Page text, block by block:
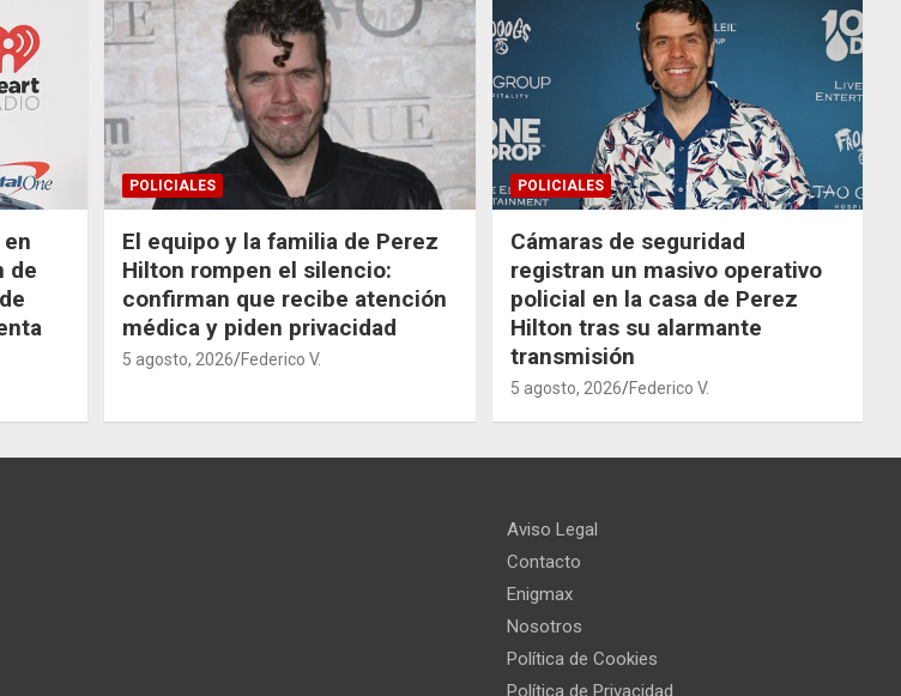
de
POLICIALES
El equipo y la familia de Perez
Hilton rompen el silencio:
confirman que recibe atención
médica y piden privacidad
5 agosto, 2026 Federico V.
POLICIALES
Cámaras de seguridad
registran un masivo operativo
policial en la casa de Perez
Hilton tras su alarmante
transmisión
5 agosto, 2026 Federico V.
Aviso Legal
Contacto
Enigmax
Nosotros
Política de Cookies
Política de Privacidad